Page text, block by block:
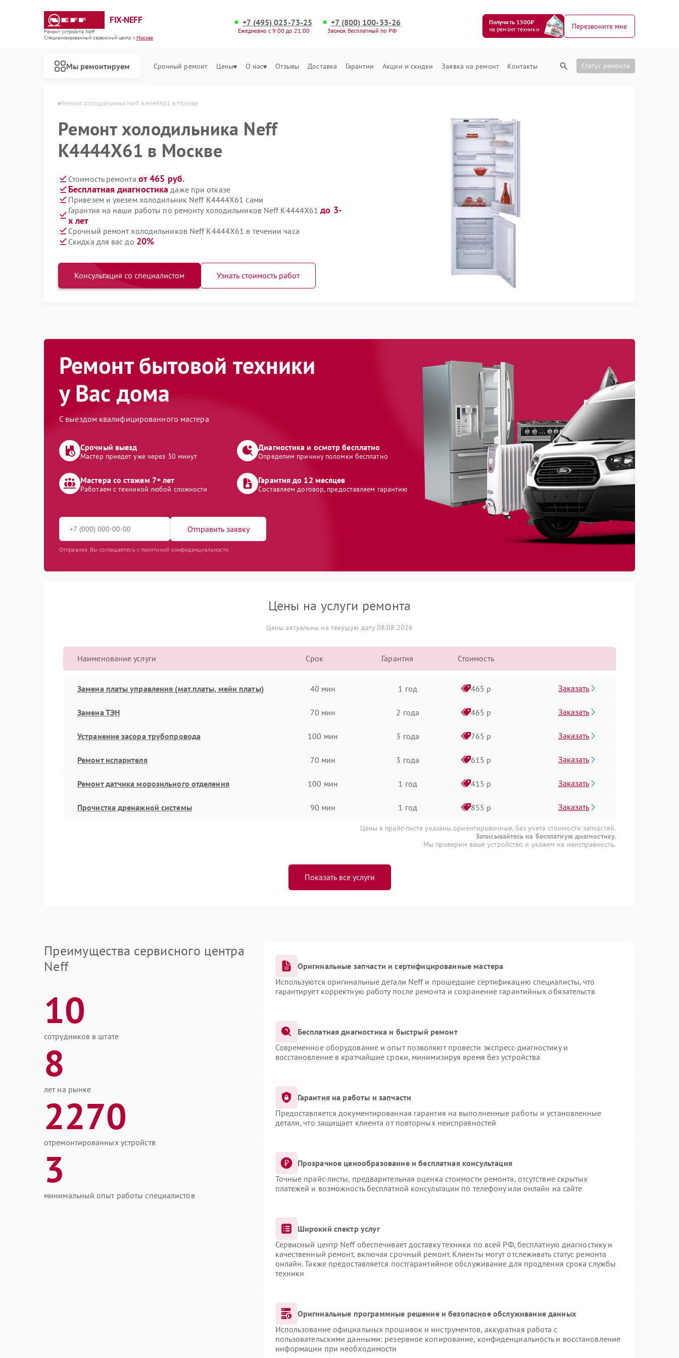
FIX-NEFF
Ремонт устройств Neff
Специализированный cервисный центр г.Москва
+7 (495) 023-73-25
Ежедневно с 9:00 до 21:00
+7 (800) 100-33-26
Звонок бесплатный по РФ
Получить 1500₽
на ремонт техники
Перезвоните мне
Мы ремонтируем Срочный ремонт Цены О нас Отзывы Доставка Гарантии Акции и скидки Заявка на ремонт Контакты Статус ремонта
Neff в Москве Ремонт холодильника Neff K4444X61 в Москве
Ремонт холодильника Neff
K4444X61 в Москве
Стоимость ремонта от 465 руб.
Бесплатная диагностика даже при отказе
Привезем и увезем холодильник Neff K4444X61 сами
Гарантия на наши работы по ремонту холодильников Neff K4444X61до 3-
х лет
Срочный ремонт холодильников Neff K4444X61 в течении часа
Скидка для вас до 20%
Консультация со специалистом Узнать стоимость работ
Ремонт бытовой техники
у Вас дома
С выездом квалифицированного мастера
Срочный выезд
Мастер приедет уже через 30 минут
Диагностика и осмотр бесплатно
Определим причину поломки бесплатно
Мастера со стажем 7+ лет
Работаем с техникой любой сложности
Гарантия до 12 месяцев
Составляем договор, предоставляем гарантию
Отправить заявку
Отправляя, Вы соглашаетесь с политикой конфиденциальности
Цены на услуги ремонта
Цены актуальны на текущую дату 08.08.2026
Наименование услуги Срок Гарантия Стоимость
Замена платы управления (мат.платы, мейн платы) 40 мин 1 год 465 р Заказать
Замена ТЭН 70 мин 2 года 465 р Заказать
Устранение засора трубопровода 100 мин 3 года 765 р Заказать
Ремонт испарителя 70 мин 3 года 615 р Заказать
Ремонт датчика морозильного отделения 100 мин 1 год 415 р Заказать
Прочистка дренажной системы 90 мин 1 год 855 р Заказать
Цены в прайс-листе указаны ориентировочные, без учета стоимости запчастей.
Записывайтесь на бесплатную диагностику.
Мы проверим ваше устройство и укажем на неисправность.
Показать все услуги
Преимущества сервисного центра
Neff
10
сотрудников в штате
8
лет на рынке
2270
отремонтированных устройств
3
минимальный опыт работы специалистов
Оригинальные запчасти и сертифицированные мастера
Используются оригинальные детали Neff и прошедшие сертификацию специалисты, что
гарантирует корректную работу после ремонта и сохранение гарантийных обязательств
Бесплатная диагностика и быстрый ремонт
Современное оборудование и опыт позволяют провести экспресс-диагностику и
восстановление в кратчайшие сроки, минимизируя время без устройства
Гарантия на работы и запчасти
Предоставляется документированная гарантия на выполненные работы и установленные
детали, что защищает клиента от повторных неисправностей
Прозрачное ценообразование и бесплатная консультация
Точные прайс-листы, предварительная оценка стоимости ремонта, отсутствие скрытых
платежей и возможность бесплатной консультации по телефону или онлайн на сайте
Широкий спектр услуг
Сервисный центр Neff обеспечивает доставку техники по всей РФ, бесплатную диагностику и
качественный ремонт, включая срочный ремонт. Клиенты могут отслеживать статус ремонта
онлайн. Также предоставляется постгарантийное обслуживание для продления срока службы
техники
Оригинальные программные решение и безопасное обслуживание данных
Использование официальных прошивок и инструментов, аккуратная работа с
пользовательскими данными: резервное копирование, конфиденциальность и восстановление
информации при необходимости